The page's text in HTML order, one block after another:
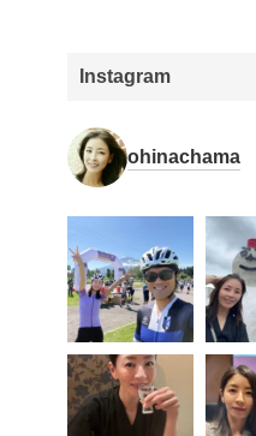
Instagram
ohinachama